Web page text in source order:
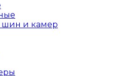
шин и камер